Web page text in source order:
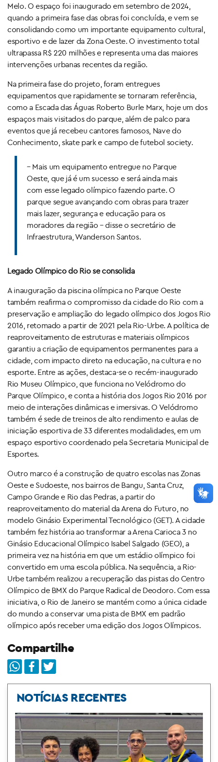
Melo. O espaço foi inaugurado em setembro de 2024,
quando a primeira fase das obras foi concluída, e vem se
consolidando como um importante equipamento cultural,
esportivo e de lazer da Zona Oeste. O investimento total
ultrapassa R$ 220 milhões e representa uma das maiores
intervenções urbanas recentes da região.
Na primeira fase do projeto, foram entregues
equipamentos que rapidamente se tornaram referência,
como a Escada das Águas Roberto Burle Marx, hoje um dos
espaços mais visitados do parque, além de palco para
eventos que já recebeu cantores famosos, Nave do
Conhecimento, skate park e campo de futebol society.
– Mais um equipamento entregue no Parque
Oeste, que já é um sucesso e será ainda mais
com esse legado olímpico fazendo parte. O
parque segue avançando com obras para trazer
mais lazer, segurança e educação para os
moradores da região – disse o secretário de
Infraestrutura, Wanderson Santos.
Legado Olímpico do Rio se consolida
A inauguração da piscina olímpica no Parque Oeste
também reafirma o compromisso da cidade do Rio com a
preservação e ampliação do legado olímpico dos Jogos Rio
2016, retomado a partir de 2021 pela Rio-Urbe. A política de
reaproveitamento de estruturas e materiais olímpicos
garantiu a criação de equipamentos permanentes para a
cidade, com impacto direto na educação, na cultura e no
esporte. Entre as ações, destaca-se o recém-inaugurado
Rio Museu Olímpico, que funciona no Velódromo do
Parque Olímpico, e conta a história dos Jogos Rio 2016 por
meio de interações dinâmicas e imersivas. O Velódromo
também é sede de treinos de alto rendimento e aulas de
iniciação esportiva de 33 diferentes modalidades, em um
espaço esportivo coordenado pela Secretaria Municipal de
Esportes.
Outro marco é a construção de quatro escolas nas Zonas
Oeste e Sudoeste, nos bairros de Bangu, Santa Cruz,
Campo Grande e Rio das Pedras, a partir do
reaproveitamento do material da Arena do Futuro, no
modelo Ginásio Experimental Tecnológico (GET). A cidade
também fez história ao transformar a Arena Carioca 3 no
Ginásio Educacional Olímpico Isabel Salgado (GEO), a
primeira vez na história em que um estádio olímpico foi
convertido em uma escola pública. Na sequência, a Rio-
Urbe também realizou a recuperação das pistas do Centro
Olímpico de BMX do Parque Radical de Deodoro. Com essa
iniciativa, o Rio de Janeiro se mantém como a única cidade
do mundo a conservar uma pista de BMX em padrão
olímpico após receber uma edição dos Jogos Olímpicos.
Compartilhe
NOTÍCIAS RECENTES